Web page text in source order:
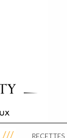
RECETTES